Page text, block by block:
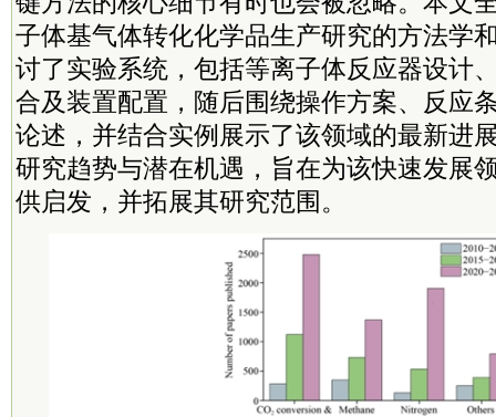
子体基气体转化化学品生产研究的方法学
讨了实验系统，包括等离子体反应器设计
合及装置配置，随后围绕操作方案、反应
论述，并结合实例展示了该领域的最新进
研究趋势与潜在机遇，旨在为该快速发展
供启发，并拓展其研究范围。